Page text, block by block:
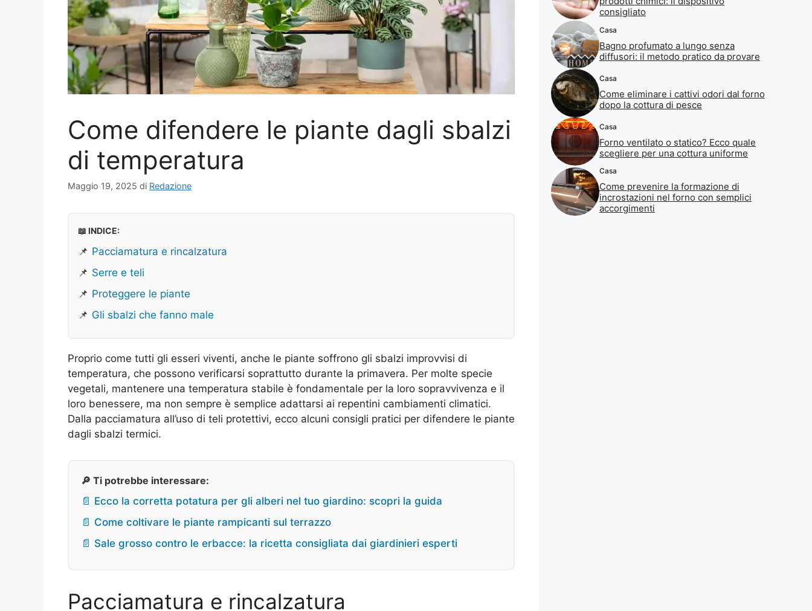
Come difendere le piante dagli sbalzi
di temperatura
Maggio 19, 2025 di Redazione
📖 INDICE:
📌 Pacciamatura e rincalzatura
📌 Serre e teli
📌 Proteggere le piante
📌 Gli sbalzi che fanno male
Proprio come tutti gli esseri viventi, anche le piante soffrono gli sbalzi improvvisi di
temperatura, che possono verificarsi soprattutto durante la primavera. Per molte specie
vegetali, mantenere una temperatura stabile è fondamentale per la loro sopravvivenza e il
loro benessere, ma non sempre è semplice adattarsi ai repentini cambiamenti climatici.
Dalla pacciamatura all’uso di teli protettivi, ecco alcuni consigli pratici per difendere le piante
dagli sbalzi termici.
🔎 Ti potrebbe interessare:
📄 Ecco la corretta potatura per gli alberi nel tuo giardino: scopri la guida
📄 Come coltivare le piante rampicanti sul terrazzo
📄 Sale grosso contro le erbacce: la ricetta consigliata dai giardinieri esperti
Pacciamatura e rincalzatura
consigliato
Casa
Bagno profumato a lungo senza
diffusori: il metodo pratico da provare
Casa
Come eliminare i cattivi odori dal forno
dopo la cottura di pesce
Casa
Forno ventilato o statico? Ecco quale
scegliere per una cottura uniforme
Casa
Come prevenire la formazione di
incrostazioni nel forno con semplici
accorgimenti